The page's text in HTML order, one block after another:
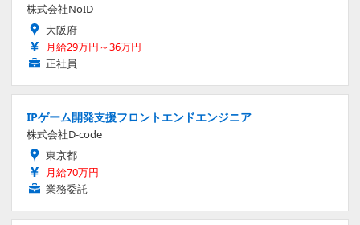
株式会社NoID
大阪府
月給29万円～36万円
正社員
IPゲーム開発支援フロントエンドエンジニア
株式会社D-code
東京都
月給70万円
業務委託